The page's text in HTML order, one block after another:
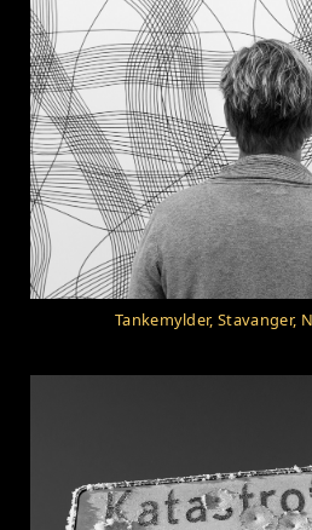
Tankemylder, Stavanger,